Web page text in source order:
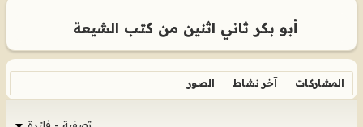
أبو بكر ثاني اثنين من كتب الشيعة
المشاركات آخر نشاط الصور